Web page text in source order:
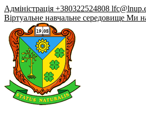
Адміністрація +380322524808
Віртуальне навчальне середовище Ми